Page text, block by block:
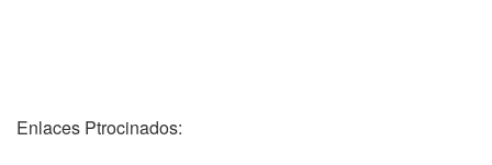
Enlaces Ptrocinados: